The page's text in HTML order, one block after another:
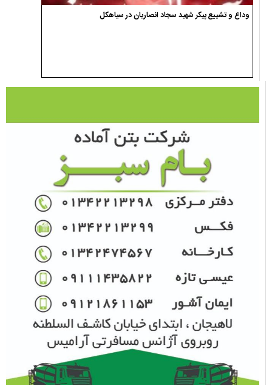
وداع و تشییع پیکر شهید سجاد انصاریان در سیاهکل